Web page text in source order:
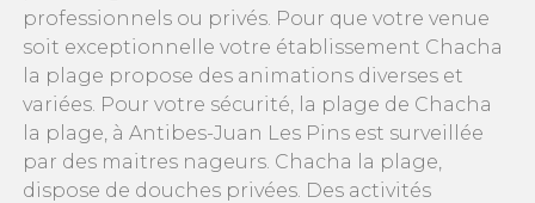
professionnels ou privés. Pour que votre venue
soit exceptionnelle votre établissement Chacha
la plage propose des animations diverses et
variées. Pour votre sécurité, la plage de Chacha
la plage, à Antibes-Juan Les Pins est surveillée
par des maitres nageurs. Chacha la plage,
dispose de douches privées. Des activités